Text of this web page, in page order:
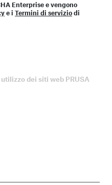
Enterprise e vengono
e i Termini di serviziodi
dei siti web PRUSA